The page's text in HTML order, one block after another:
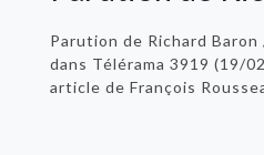
Parution de Richard
dans Télérama 3919 (19/
article de François